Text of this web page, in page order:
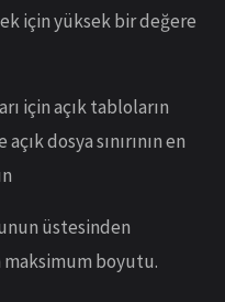
için yüksek bir değere
için açık tabloların
dosya sınırının en
üstesinden
boyutu.